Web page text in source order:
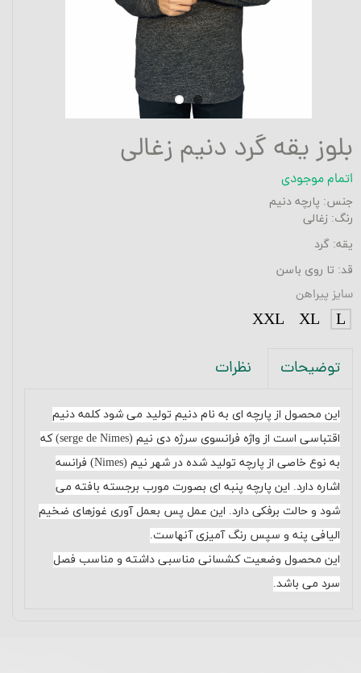
بلوز یقه گرد دنیم زغالی
اتمام موجودی
جنس: پارچه دنیم
رنگ: زغالی
یقه: گرد
قد: تا روی باسن
سایز پیراهن
L
XL
XXL
توضیحات نظرات
این محصول از پارچه ای به نام دنیم تولید می شود کلمه دنیم
اقتباسی است از واژه فرانسوی سرژه دی نیم (serge de Nimes) که
به نوع خاصی از پارچه تولید شده در شهر نیم (Nimes) فرانسه
اشاره دارد. این پارچه پنبه ای بصورت مورب برجسته بافته می
شود و حالت برفکی دارد. این عمل پس بعمل آوری غوزهای ضخیم
الیافی پنه و سپس رنگ آمیزی آنهاست.
این محصول وضعیت کشسانی مناسبی داشته و مناسب فصل
سرد می باشد.